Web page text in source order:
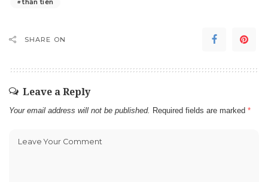
thần tiên
SHARE ON
Leave a Reply
Your email address will not be published. Required fields are marked *